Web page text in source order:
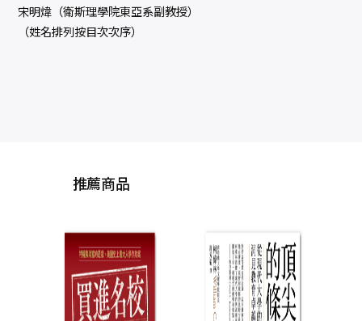
宋明煒（衛斯理學院東亞系副教授）
（姓名排列按目次次序）
推薦商品
環境管制：權力、市
場與責任
葉俊榮
NT$580
NT$493